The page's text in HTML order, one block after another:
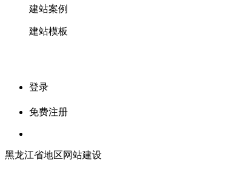
建站案例
建站模板
登录
免费注册
黑龙江省地区网站建设